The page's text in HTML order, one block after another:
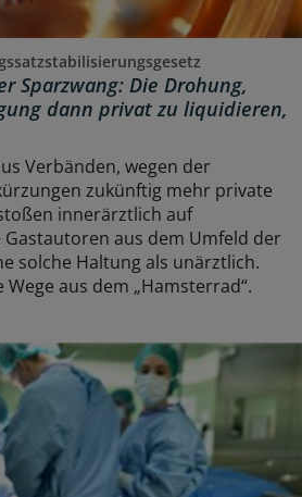
Sparzwang: Die Drohung,
dann privat zu liquidieren,
Verbänden, wegen der
zukünftig mehr private
innerärztlich auf
aus dem Umfeld der
solche Haltung als unärztlich.
aus dem „Hamsterrad“.